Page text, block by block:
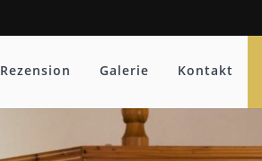
Rezension Galerie Kontakt